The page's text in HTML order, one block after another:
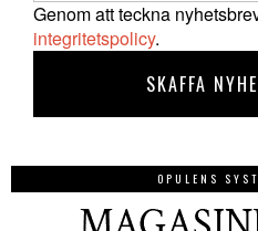
Genom att teckna
integritetspolicy.
OPULENS